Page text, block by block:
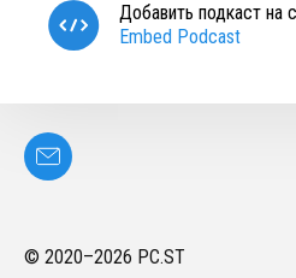
Добавить подкаст на
Embed Podcast
© 2020–2026 PC.ST